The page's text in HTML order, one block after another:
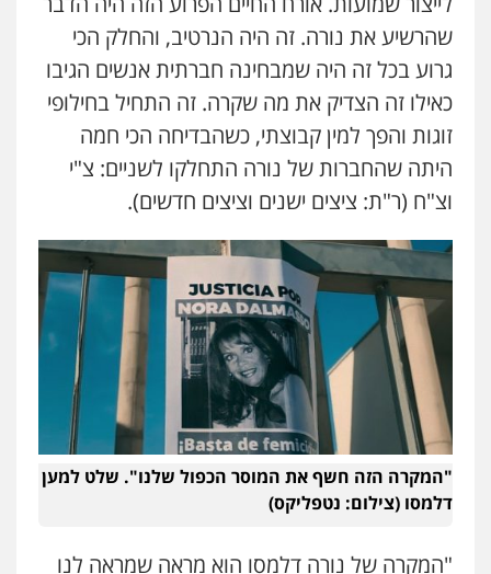
שהרשיע את נורה. זה היה הנרטיב, והחלק הכי
גרוע בכל זה היה שמבחינה חברתית אנשים הגיבו
כאילו זה הצדיק את מה שקרה. זה התחיל בחילופי
זוגות והפך למין קבוצתי, כשהבדיחה הכי חמה
היתה שהחברות של נורה התחלקו לשניים: צ"י
וצ"ח (ר"ת: ציצים ישנים וציצים חדשים).
"המקרה הזה חשף את המוסר הכפול שלנו". שלט למען
דלמסו (צילום: נטפליקס)
"המקרה של נורה דלמסו הוא מראה שמראה לנו